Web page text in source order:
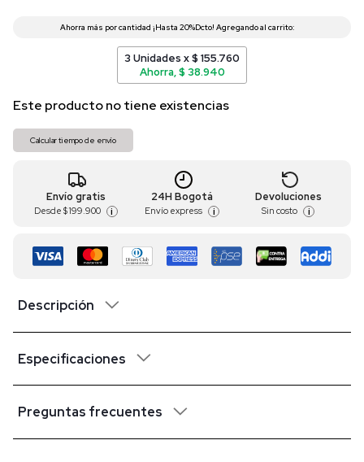
3 Unidades x $ 155.760
Ahorra, $ 38.940
Este producto no tiene existencias
Calcular tiempo de envío
Envío gratis
Desde $ 199.900 i
24H Bogotá
Envío express i
Devoluciones
Sin costo i
Descripción
Especificaciones
Preguntas frecuentes